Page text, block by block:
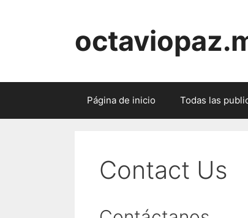
Página de inicio Todas las
Contact Us